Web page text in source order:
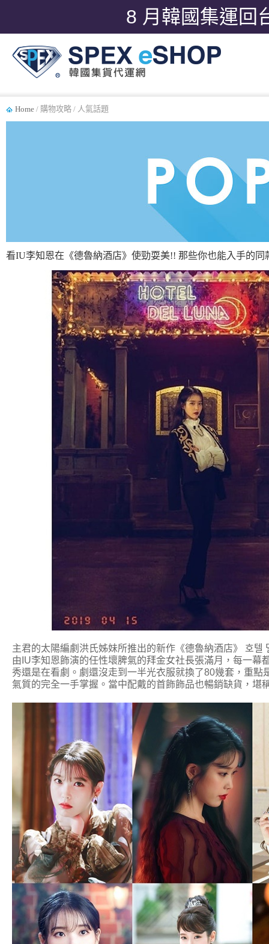
8 月韓國集運回
Home / 購物攻略 / 人氣話題
看IU李知恩在《德魯納酒店》使勁耍美!! 那些你也能入手的同
主君的太陽編劇洪氏姊妹所推出的新作《德魯納酒店》 호
由IU李知恩飾演的任性壞脾氣的拜金女社長張滿月，每一幕
秀還是在看劇。劇還沒走到一半光衣服就換了80幾套，重
氣質的完全一手掌握。當中配戴的首飾飾品也暢銷缺貨，堪